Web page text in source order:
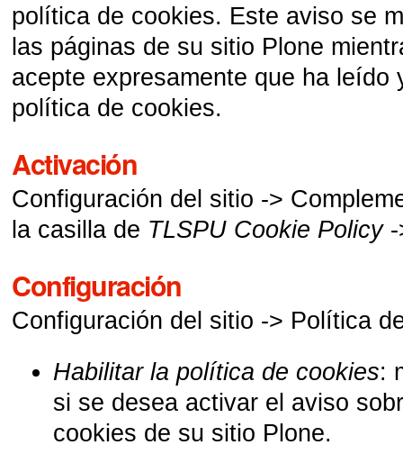
política de cookies. Este aviso se
las páginas de su sitio Plone
acepte expresamente que ha leído
política de cookies.
Activación
Configuración del sitio ->
la casilla de TLSPU Cookie Policy-
Configuración
Configuración del sitio -> Política
Habilitar la política de cookies:
si se desea activar el aviso
cookies de su sitio Plone.